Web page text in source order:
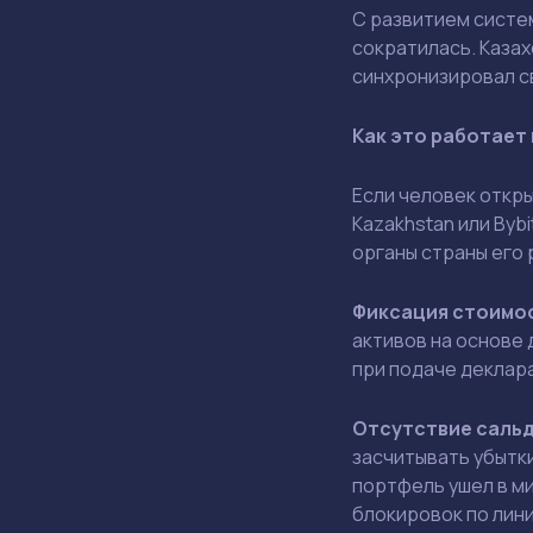
С развитием
сократилась.
синхронизировал
Как это работает
Если человек
Kazakhstan или
органы страны
Фиксация
активов на
при подаче
Отсутствие
засчитывать
портфель ушел в
блокировок по